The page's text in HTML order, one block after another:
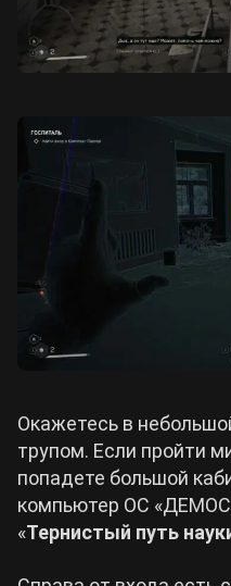
Окажетесь в
трупом. Если пройти
попадете большой
компьютер ОС
«Тернистый путь